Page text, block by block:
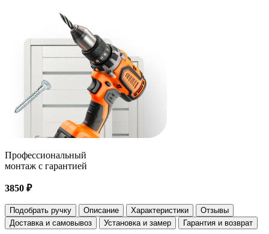
Профессиональный
монтаж с гарантией
3850 ₽
Подобрать ручку Описание Характеристики
Отзывы
Доставка и самовывоз
Установка и замер Гарантия и возврат